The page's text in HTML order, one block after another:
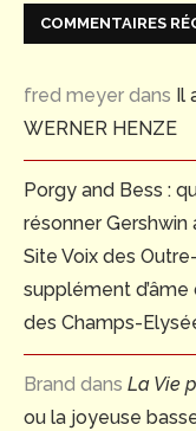
COMMENTAIRES
fred meyer dans Il
WERNER HENZE
Porgy and Bess :
résonner
Site Voix des
supplément
des Champs-
Brand dans La Vie
ou la joyeuse